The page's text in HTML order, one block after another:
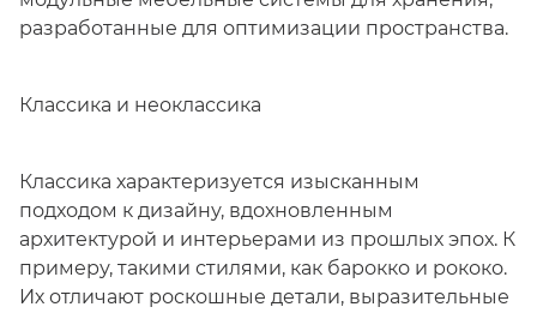
разработанные для оптимизации пространства.
Классика и неоклассика
Классика характеризуется изысканным
подходом к дизайну, вдохновленным
архитектурой и интерьерами из прошлых эпох. К
примеру, такими стилями, как барокко и рококо.
Их отличают роскошные детали, выразительные